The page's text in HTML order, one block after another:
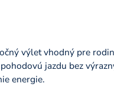
výlet vhodný pre
jazdu bez
energie.